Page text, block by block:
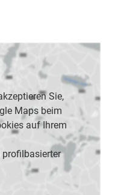
Sie,
Maps beim
auf Ihrem
profilbasierter